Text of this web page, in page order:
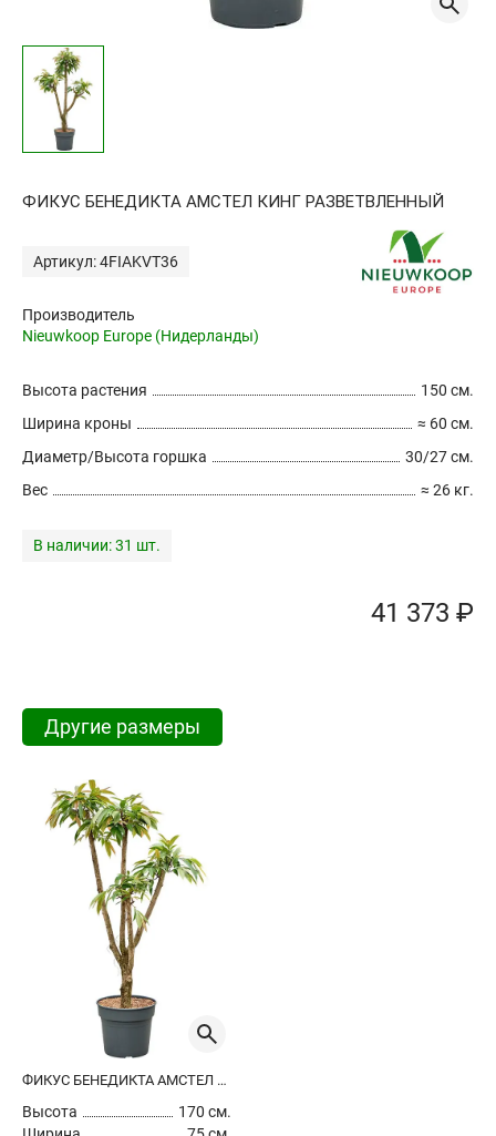
ФИКУС БЕНЕДИКТА АМСТЕЛ КИНГ РАЗВЕТВЛЕННЫЙ
Артикул: 4FIAKVT36
Производитель
Nieuwkoop Europe (Нидерланды)
150 см.
Высота растения
≈ 60 см.
Ширина кроны
30/27 см.
Диаметр/Высота горшка
≈ 26 кг.
Вес
В наличии:31 шт.
41 373 ₽
Другие размеры
ФИКУС БЕНЕДИКТА АМСТЕЛ КИНГ РАЗВЕТВЛЕННЫЙ
Высота
170 см.